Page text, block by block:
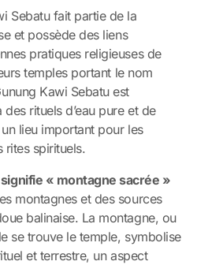
Sebatu fait partie de la
et possède des liens
pratiques religieuses de
temples portant le nom
Kawi Sebatu est
rituels d’eau pure et de
lieu important pour les
rites spirituels.
signifie « montagne sacrée »
montagnes et des sources
balinaise. La montagne, ou
se trouve le temple, symbolise
et terrestre, un aspect